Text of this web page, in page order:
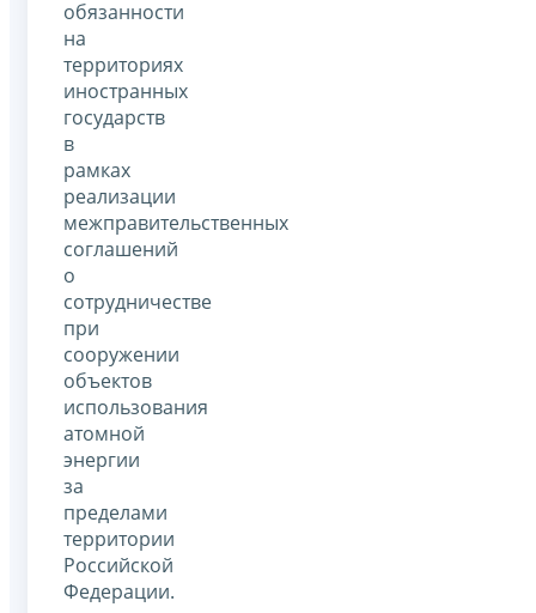
обязанности
на
территориях
иностранных
государств
в
рамках
реализации
межправительственных
соглашений
о
сотрудничестве
при
сооружении
объектов
использования
атомной
энергии
за
пределами
территории
Российской
Федерации.